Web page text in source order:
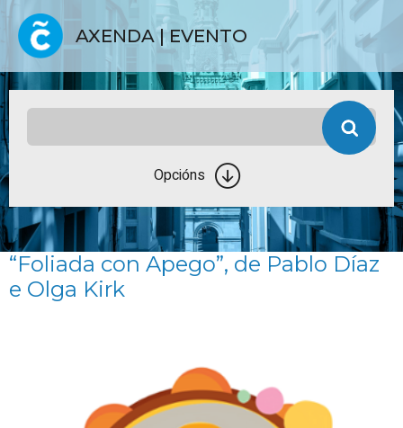
AXENDA | EVENTO
Opcións
“Foliada con Apego”, de Pablo Díaz
e Olga Kirk